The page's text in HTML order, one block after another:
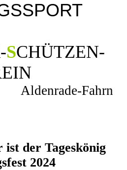
-SCHÜTZEN-
Aldenrade-Fahrn
ist der Tageskönig
2024